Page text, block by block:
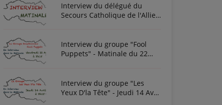
Interview du délégué du
Secours Catholique de l'Allier
Interview du groupe "Fool
Puppets" - Matinale du 22
Interview du groupe "Les
Yeux D'la Tête" - Jeudi 14 Avril